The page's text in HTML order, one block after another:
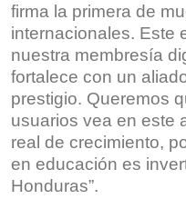
firma la primera de
internacionales. Este
nuestra membresía
fortalece con un
prestigio. Queremos
usuarios vea en este
real de crecimiento,
en educación es
Honduras”.